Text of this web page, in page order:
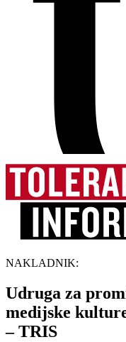
NAKLADNIK:
Udruga za
medijske
– TRIS